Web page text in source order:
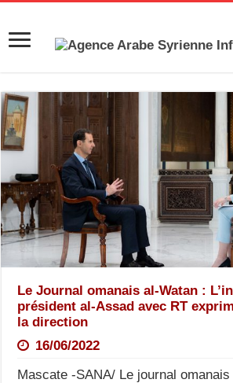
Le Journal omanais al-Watan :
président al-Assad avec RT
la direction
16/06/2022
Mascate -SANA/ Le journal